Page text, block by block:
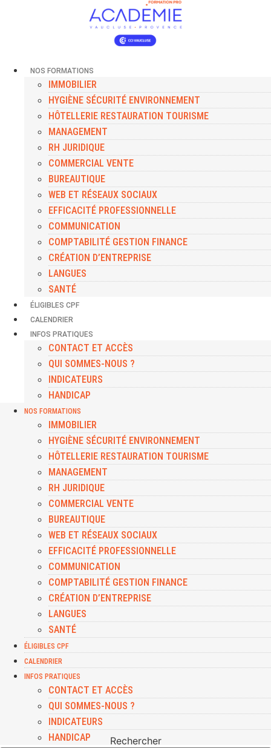
NOS FORMATIONS
IMMOBILIER
HYGIÈNE SÉCURITÉ ENVIRONNEMENT
HÔTELLERIE RESTAURATION TOURISME
MANAGEMENT
RH JURIDIQUE
COMMERCIAL VENTE
BUREAUTIQUE
WEB ET RÉSEAUX SOCIAUX
EFFICACITÉ PROFESSIONNELLE
COMMUNICATION
COMPTABILITÉ GESTION FINANCE
CRÉATION D’ENTREPRISE
LANGUES
SANTÉ
ÉLIGIBLES CPF
CALENDRIER
INFOS PRATIQUES
CONTACT ET ACCÈS
QUI SOMMES-NOUS ?
INDICATEURS
HANDICAP
NOS FORMATIONS
IMMOBILIER
HYGIÈNE SÉCURITÉ ENVIRONNEMENT
HÔTELLERIE RESTAURATION TOURISME
MANAGEMENT
RH JURIDIQUE
COMMERCIAL VENTE
BUREAUTIQUE
WEB ET RÉSEAUX SOCIAUX
EFFICACITÉ PROFESSIONNELLE
COMMUNICATION
COMPTABILITÉ GESTION FINANCE
CRÉATION D’ENTREPRISE
LANGUES
SANTÉ
ÉLIGIBLES CPF
CALENDRIER
INFOS PRATIQUES
CONTACT ET ACCÈS
QUI SOMMES-NOUS ?
INDICATEURS
HANDICAP
Rechercher